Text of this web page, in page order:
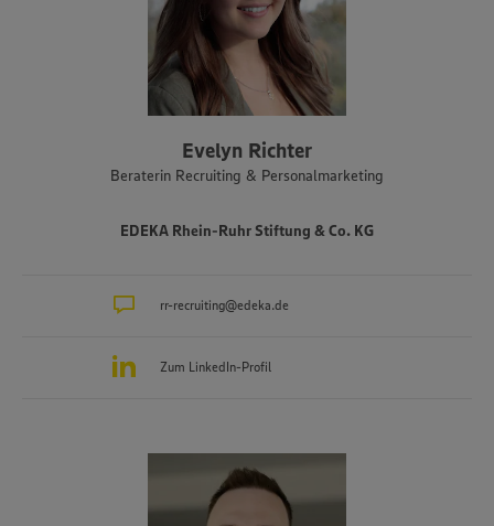
Evelyn Richter
Beraterin Recruiting & Personalmarketing
EDEKA Rhein-Ruhr Stiftung & Co. KG
rr-recruiting@edeka.de
Zum LinkedIn-Profil